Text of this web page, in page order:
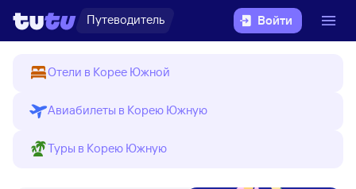
Путеводитель Войти
Отели в Корее Южной
Авиабилеты в Корею Южную
Туры в Корею Южную